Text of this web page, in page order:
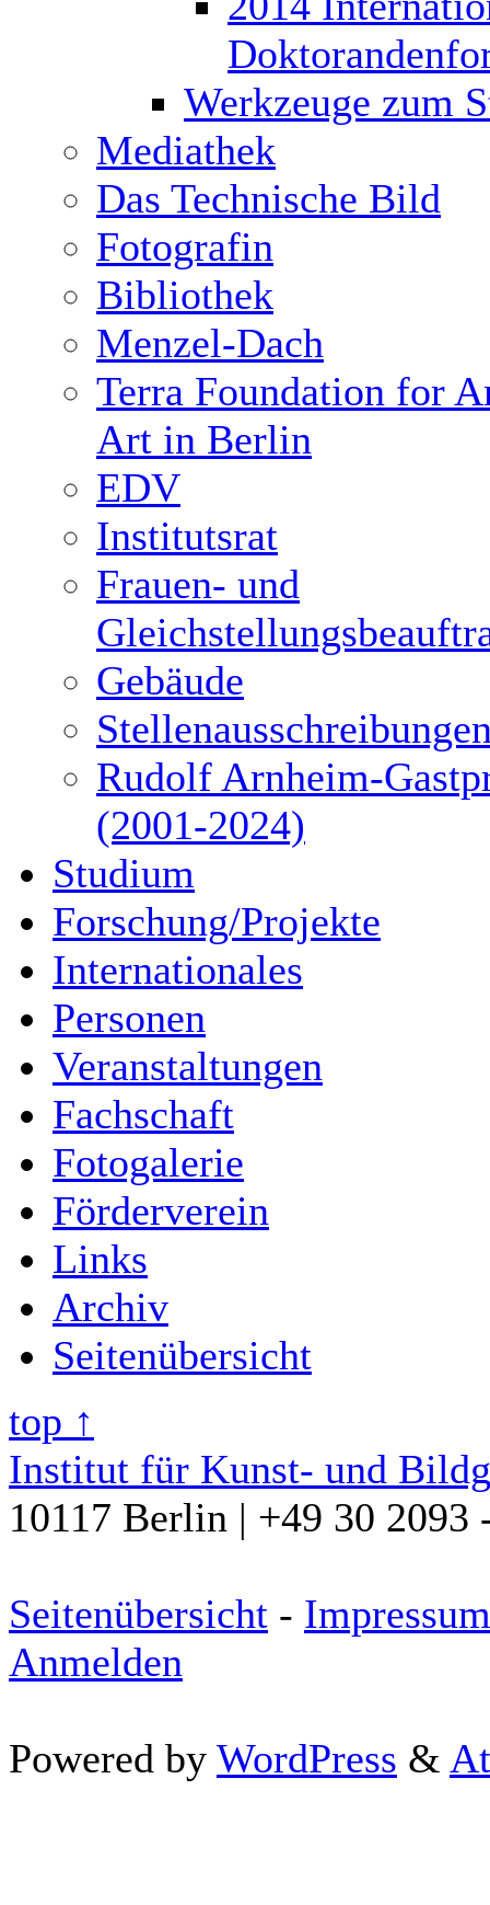
Werkzeuge zum
Mediathek
Das Technische Bild
Fotografin
Bibliothek
Menzel-Dach
Terra Foundation for
Art in Berlin
EDV
Institutsrat
Frauen- und
Gebäude
Rudolf Arnheim-
(2001-2024)
Studium
Forschung/Projekte
Internationales
Personen
Veranstaltungen
Fachschaft
Fotogalerie
Förderverein
Links
Archiv
Seitenübersicht
top ↑
Institut für Kunst- und
10117 Berlin | +49 30 2093
Seitenübersicht - Impressum
Anmelden
Powered by WordPress &